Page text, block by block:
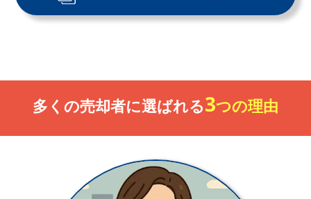
多くの売却者に選ばれる3つの理由